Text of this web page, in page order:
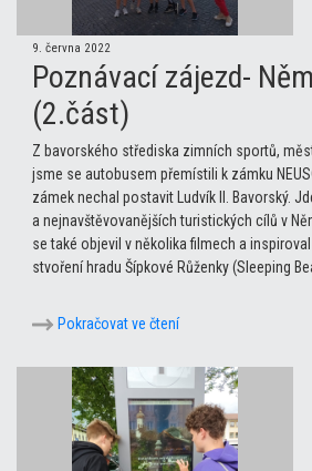
9. června 2022
Poznávací zájezd-
(2.část)
Z bavorského střediska zimních sportů,
jsme se autobusem přemístili k zámku
zámek nechal postavit Ludvík II. Bavorský.
a nejnavštěvovanějších turistických cílů v
se také objevil v několika filmech a
stvoření hradu Šípkové Růženky (Sleeping
Pokračovat ve čtení